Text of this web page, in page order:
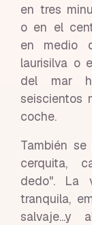
en tres
o en el
en medio
laurisilva o
del mar
seiscientos
coche.
También
cerquita,
dedo". La
tranquila,
salvaje...y